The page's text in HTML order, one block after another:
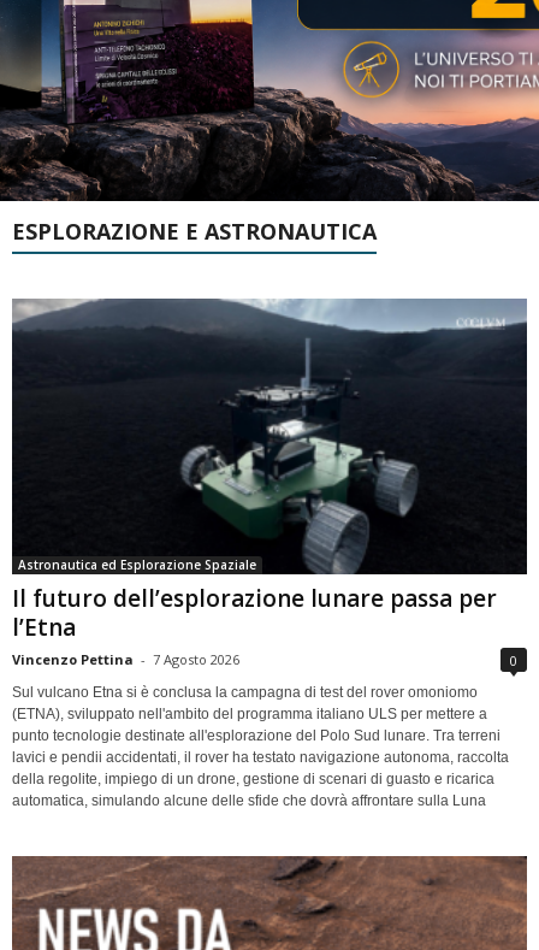
ESPLORAZIONE E ASTRONAUTICA
Astronautica ed Esplorazione Spaziale
Il futuro dell’esplorazione lunare passa per
l’Etna
Vincenzo Pettina - 7 Agosto 2026 0
Sul vulcano Etna si è conclusa la campagna di test del rover omoniomo
(ETNA), sviluppato nell'ambito del programma italiano ULS per mettere a
punto tecnologie destinate all'esplorazione del Polo Sud lunare. Tra terreni
lavici e pendii accidentati, il rover ha testato navigazione autonoma, raccolta
della regolite, impiego di un drone, gestione di scenari di guasto e ricarica
automatica, simulando alcune delle sfide che dovrà affrontare sulla Luna